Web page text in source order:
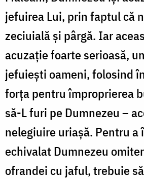
jefuirea Lui, prin faptul că
zeciuială și pârgă. Iar
acuzație foarte serioasă,
jefuiești oameni, folosind
forța pentru împroprierea
să-L furi pe Dumnezeu –
nelegiuire uriașă. Pentru a
echivalat Dumnezeu
ofrandei cu jaful, trebuie